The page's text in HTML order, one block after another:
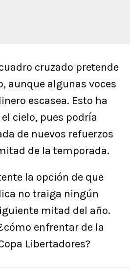
cruzado pretende
aunque algunas voces
escasea. Esto ha
cielo, pues podría
de nuevos refuerzos
de la temporada.
la opción de que
no traiga ningún
mitad del año.
enfrentar de la
Libertadores?